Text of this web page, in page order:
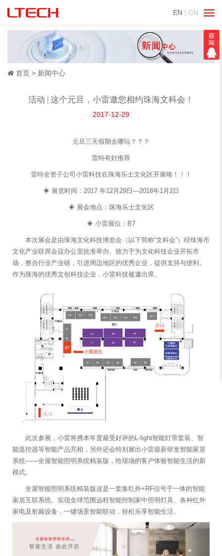
EN | CN
切
换
导
航
首页 新闻中心
活动 | 这个元旦，小雷邀您相约珠海文科会！
2017-12-29
元旦三天假期去哪玩？？？
雷特有好推荐
雷特全资子公司小雷科技在珠海乐士文化区开展咯！！！
◈ 展览时间：2017 年12月29日—2018年1月2日
◈ 展会地点：珠海乐士文化区
◈ 小雷展位：B7
本次展会是由珠海文化科技博览会（以下简称“文科会”）经珠海市
文化产业联席会议办公室批准举办。致力于为文化科技企业开拓市
场，整合行业产业链，引进周边地区的优秀企业，提供支持与便利。
作为珠海的优秀文创科技企业，小雷科技被邀出席。
此次参展，小雷将携本年度最受好评的L-light智能灯带套装、智
能遥控器等智能产品亮相，另外还会特别展出小雷最新研发智能家居
系统——全屋智能照明系统精装版，给现场的客户体验智能生活的新
模式。
全屋智能照明系统精装版这是一套集红外+RF信号于一体的智能
家居互联系统。实现全球范围远程智能控制家中照明灯具、各种红外
家电及射频设备，一键场景智能联动，轻松乐享智能生活。